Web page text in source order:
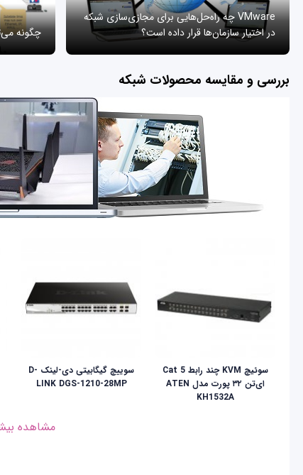
VMware چه راه‌حل‌هایی برای مجازی‌سازی شبکه
در اختیار سازمان‌ها قرار داده است؟
چگونه
بررسی و مقایسه محصولات شبکه
سوئیچ KVM چند رابط Cat 5
ای‌تن ۳۲ پورت مدل ATEN
KH1532A
سوییچ گیگابیتی دی-لینک D-
LINK DGS-1210-28MP
مشاهده